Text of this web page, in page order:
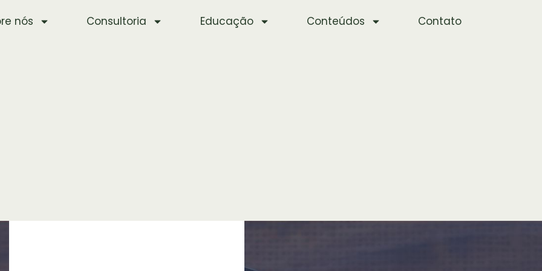
nós Consultoria Educação Conteúdos Contato